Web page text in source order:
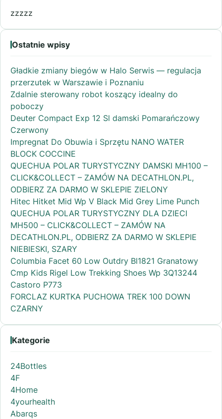
zzzzz
Ostatnie wpisy
Gładkie zmiany biegów w Halo Serwis — regulacja
przerzutek w Warszawie i Poznaniu
Zdalnie sterowany robot koszący idealny do
poboczy
Deuter Compact Exp 12 Sl damski Pomarańczowy
Czerwony
Impregnat Do Obuwia i Sprzętu NANO WATER
BLOCK COCCINE
QUECHUA POLAR TURYSTYCZNY DAMSKI MH100 –
CLICK&COLLECT – ZAMÓW NA DECATHLON.PL,
ODBIERZ ZA DARMO W SKLEPIE ZIELONY
Hitec Hitket Mid Wp V Black Mid Grey Lime Punch
QUECHUA POLAR TURYSTYCZNY DLA DZIECI
MH500 – CLICK&COLLECT – ZAMÓW NA
DECATHLON.PL, ODBIERZ ZA DARMO W SKLEPIE
NIEBIESKI, SZARY
Columbia Facet 60 Low Outdry Bl1821 Granatowy
Cmp Kids Rigel Low Trekking Shoes Wp 3Q13244
Castoro P773
FORCLAZ KURTKA PUCHOWA TREK 100 DOWN
CZARNY
Kategorie
24Bottles
4F
4Home
4yourhealth
Abarqs